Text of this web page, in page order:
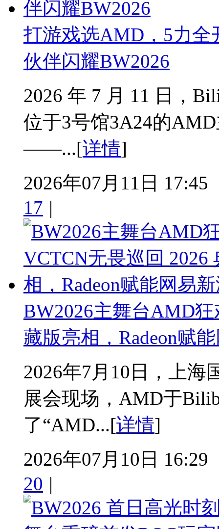
打游戏选AMD，5力
伙伴闪耀BW2026
2026 年 7 月 11 日，
位于3号馆3A24的
——...[详情]
2026年07月11日 17:45
17 |
BW2026主舞台AMD
藏版亮相，Radeon赋
2026年7月10日，上海
展会现场，AMD于
了“AMD...[详情]
2026年07月10日 16:29
20 |